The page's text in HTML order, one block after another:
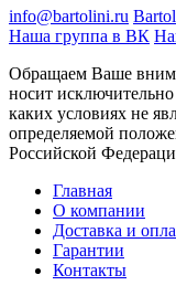
info@bartolini.ru
Наша группа в ВК
Обращаем Ваше
носит
каких условиях не
определяемой
Российской
Главная
О компании
Доставка и
Гарантии
Контакты